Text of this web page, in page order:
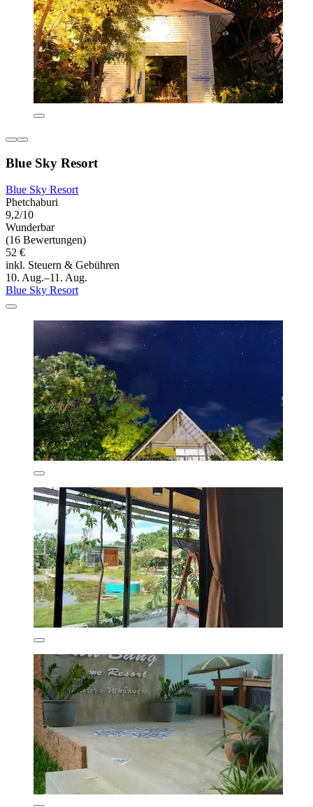
Blue Sky Resort
Blue Sky Resort
Phetchaburi
9,2/10
Wunderbar
(16 Bewertungen)
52 €
inkl. Steuern & Gebühren
10. Aug.–11. Aug.
Blue Sky Resort